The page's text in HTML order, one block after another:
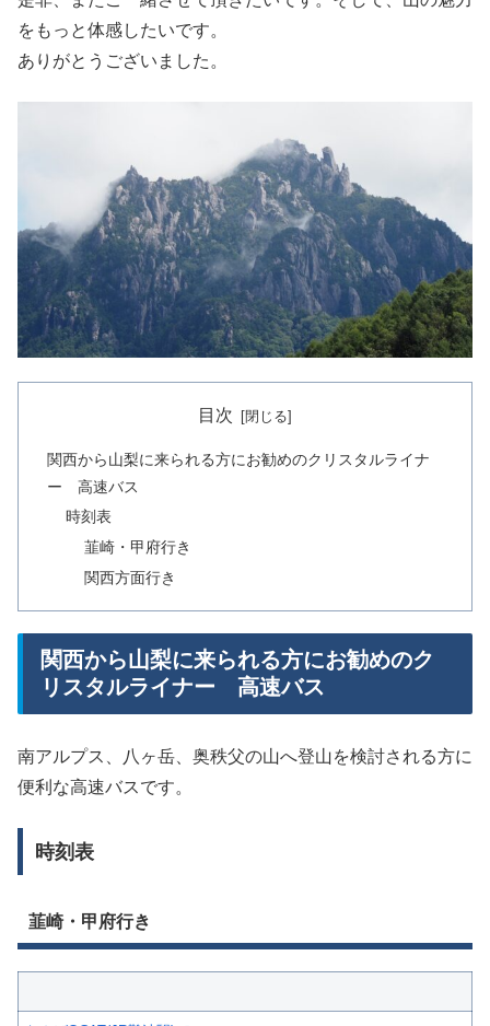
をもっと体感したいです。
ありがとうございました。
目次
関西から山梨に来られる方にお勧めのクリスタルライナ
ー 高速バス
時刻表
韮崎・甲府行き
関西方面行き
関西から山梨に来られる方にお勧めのク
リスタルライナー 高速バス
南アルプス、八ヶ岳、奥秩父の山へ登山を検討される方に
便利な高速バスです。
時刻表
韮崎・甲府行き